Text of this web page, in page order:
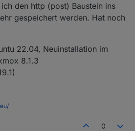
den http (post) Baustein ins
gespeichert werden. Hat noch
22.04, Neuinstallation im
8.1.3
0